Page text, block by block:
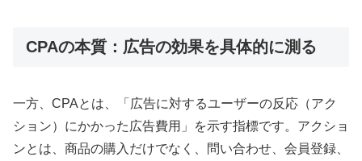
CPAの本質：広告の効果を具体的に測る
一方、CPAとは、「広告に対するユーザーの反応（アク
ション）にかかった広告費用」を示す指標です。アクショ
ンとは、商品の購入だけでなく、問い合わせ、会員登録、